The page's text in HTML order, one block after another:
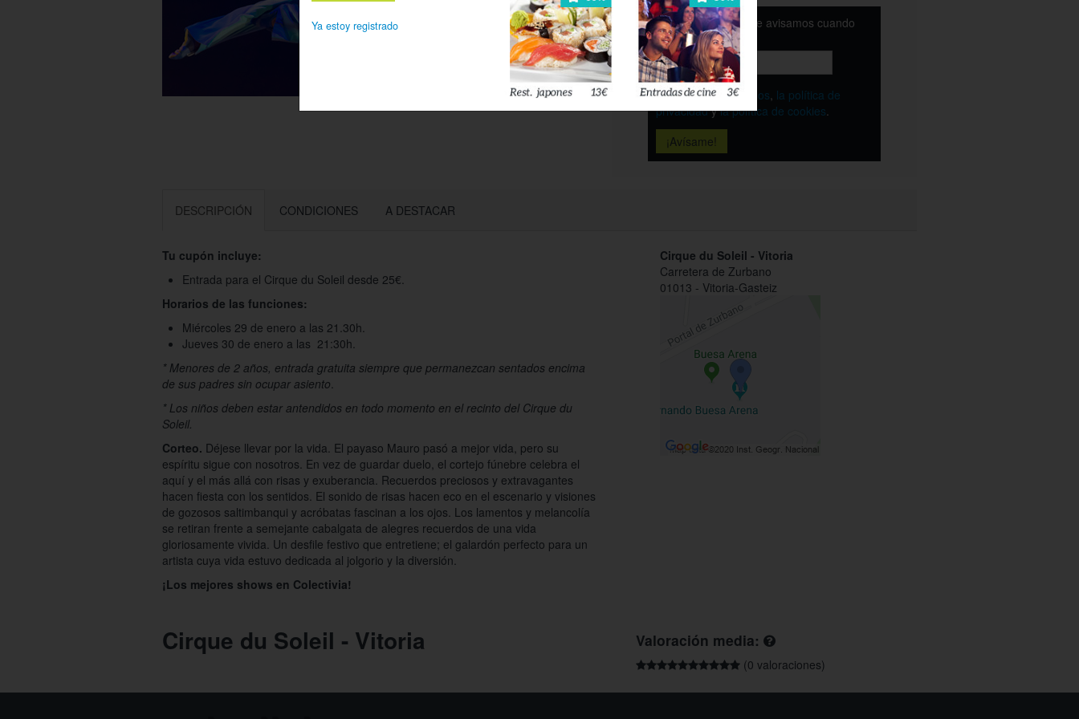
Déjanos tu email y te avisamos cuando
esté disponible
Acepto los términos, la política de
privacidadyla política de cookies.
DESCRIPCIÓN CONDICIONES A DESTACAR
Tu cupón incluye:
Entrada para el Cirque du Soleil desde 25€.
Horarios de las funciones:
Miércoles 29 de enero a las 21.30h.
Jueves 30 de enero a las 21:30h.
* Menores de 2 años, entrada gratuita siempre que permanezcan sentados encima
de sus padres sin ocupar asiento.
* Los niños deben estar antendidos en todo momento en el recinto del Cirque du
Soleil.
Corteo. Déjese llevar por la vida. El payaso Mauro pasó a mejor vida, pero su
espíritu sigue con nosotros. En vez de guardar duelo, el cortejo fúnebre celebra el
aquí y el más allá con risas y exuberancia. Recuerdos preciosos y extravagantes
hacen fiesta con los sentidos. El sonido de risas hacen eco en el escenario y visiones
de gozosos saltimbanqui y acróbatas fascinan a los ojos. Los lamentos y melancolía
se retiran frente a semejante cabalgata de alegres recuerdos de una vida
gloriosamente vivida. Un desfile festivo que entretiene; el galardón perfecto para un
artista cuya vida estuvo dedicada al jolgorio y la diversión.
¡Los mejores shows en Colectivia!
Cirque du Soleil - Vitoria
Carretera de Zurbano
01013 - Vitoria-Gasteiz
Cirque du Soleil - Vitoria Valoración media:
(0 valoraciones)
Ya estoy registrado